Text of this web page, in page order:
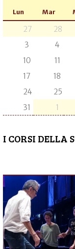
Lun Mar
27 28
3
4
10
11
17
18
24
25
31
1
I CORSI DELLA